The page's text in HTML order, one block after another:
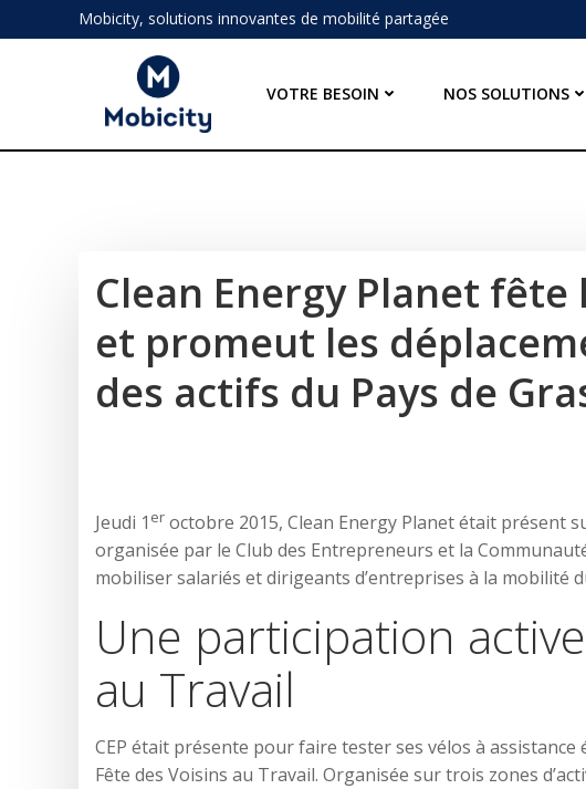
au
Mobicity, solutions innovantes de mobilité partagée
VOTRE BESOIN NOS SOLUTIONS
Clean Energy Planet
et promeut les
des actifs du Pays de
Jeudi 1 er octobre 2015, Clean Energy Planet était présent
organisée par le Club des Entrepreneurs et la
mobiliser salariés et dirigeants d’entreprises à la mobilité
Une participation
au Travail
CEP était présente pour faire tester ses vélos à
Fête des Voisins au Travail. Organisée sur trois zones